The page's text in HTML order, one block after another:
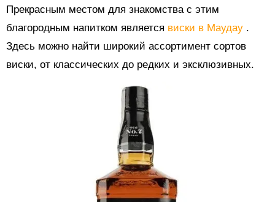
Прекрасным местом для знакомства с этим
благородным напитком является виски в Маудау .
Здесь можно найти широкий ассортимент сортов
виски, от классических до редких и эксклюзивных.